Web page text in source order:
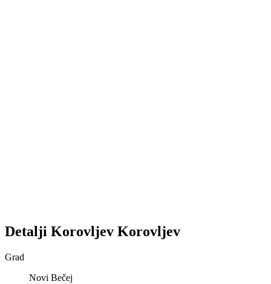
Detalji Korovljev Korovljev
Grad
Novi Bečej